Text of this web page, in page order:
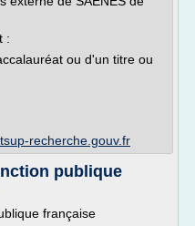
:
ou d'un titre ou
recherche.gouv.fr
publique
française